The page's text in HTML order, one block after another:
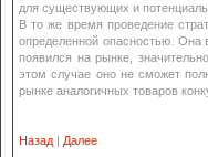
для существующих и
В то же время проведение
определенной опасностью. Она
появился на рынке,
этом случае оно не сможет
рынке аналогичных товаров
Назад | Далее